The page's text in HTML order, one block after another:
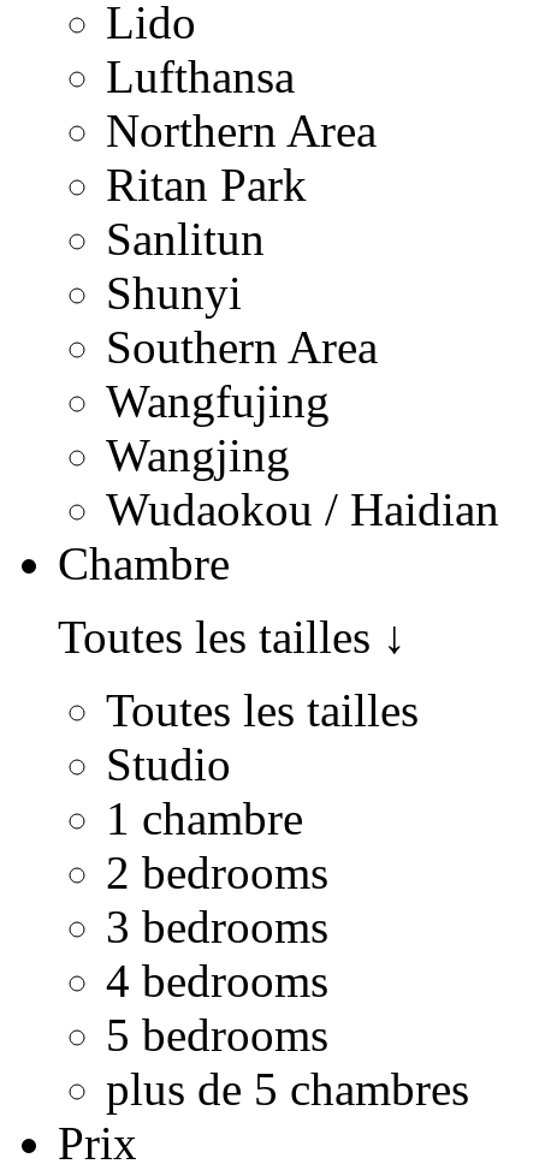
Lido
Lufthansa
Northern Area
Ritan Park
Sanlitun
Shunyi
Southern Area
Wangfujing
Wangjing
Wudaokou / Haidian
Chambre
Toutes les tailles ↓
Toutes les tailles
Studio
1 chambre
2 bedrooms
3 bedrooms
4 bedrooms
5 bedrooms
plus de 5 chambres
Prix